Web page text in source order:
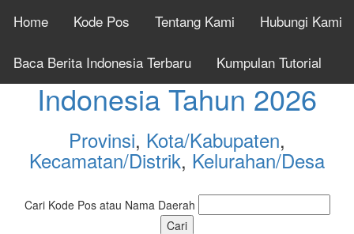
Home Kode Pos Tentang Kami Hubungi Kami
Baca Berita Indonesia Terbaru Kumpulan Tutorial
Cek Kode Pos Seluruh
Indonesia Tahun 2026
Provinsi, Kota/Kabupaten,
Kecamatan/Distrik, Kelurahan/Desa
Cari Kode Pos atau Nama Daerah